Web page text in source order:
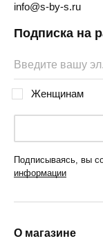
info@s-by-s.ru
Подписка на
Женщинам
Подписываясь, вы
информации
О магазине